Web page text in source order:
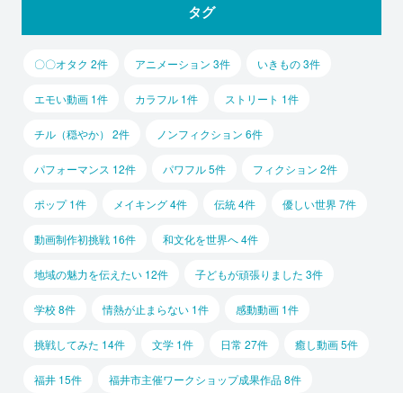
タグ
〇〇オタク 2件 アニメーション 3件 いきもの 3件
エモい動画 1件 カラフル 1件 ストリート 1件
チル（穏やか） 2件 ノンフィクション 6件
パフォーマンス 12件 パワフル 5件 フィクション 2件
ポップ 1件 メイキング 4件 伝統 4件 優しい世界 7件
動画制作初挑戦 16件 和文化を世界へ 4件
地域の魅力を伝えたい 12件 子どもが頑張りました 3件
学校 8件 情熱が止まらない 1件 感動動画 1件
挑戦してみた 14件 文学 1件 日常 27件 癒し動画 5件
福井 15件 福井市主催ワークショップ成果作品 8件